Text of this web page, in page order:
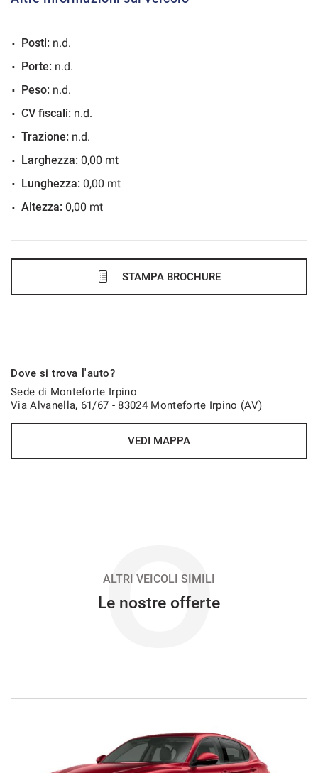
48 Mesi
704€/mese
36 Mesi
708€/mese
48 Mesi
728€/mese
777€/mese
Posti: n.d.
Porte: n.d.
Peso: n.d.
CV fiscali: n.d.
Trazione: n.d.
Larghezza: 0,00 mt
Lunghezza: 0,00 mt
Altezza: 0,00 mt
STAMPA BROCHURE
Dove si trova l'auto?
Sede di Monteforte Irpino
Via Alvanella, 61/67 - 83024 Monteforte Irpino (AV)
VEDI MAPPA
O
ALTRI VEICOLI SIMILI
Le nostre offerte